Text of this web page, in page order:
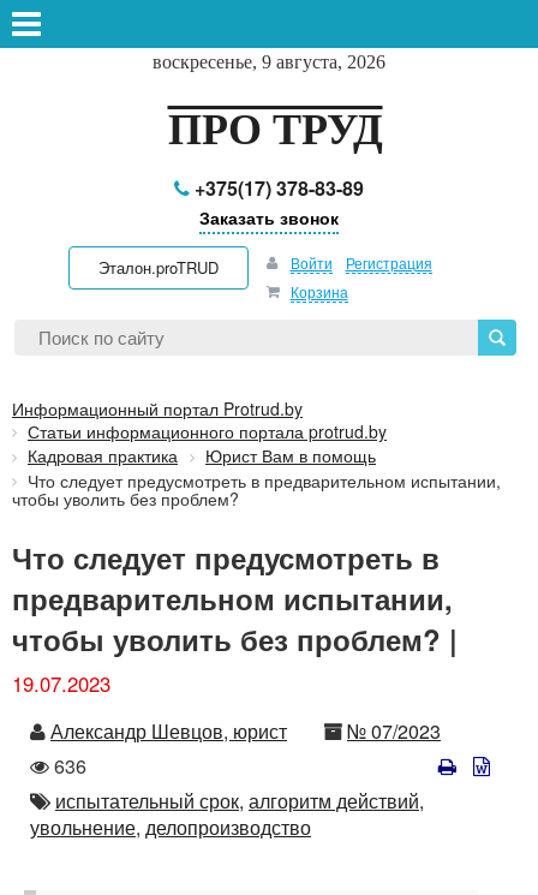
воскресенье, 9 августа, 2026
ПРО ТРУД
+375(17) 378-83-89
Заказать звонок
Эталон.proTRUD Войти
Регистрация
Корзина
Информационный портал Protrud.by
Статьи информационного портала protrud.by
Кадровая практика
Юрист Вам в помощь
Что следует предусмотреть в предварительном испытании,
чтобы уволить без проблем?
Что следует предусмотреть в
предварительном испытании,
чтобы уволить без проблем? |
19.07.2023
Автор
Александр Шевцов, юрист Номер
№ 07/2023
Количество
просмотров
636
Автор
испытательный срок, алгоритм действий,
увольнение, делопроизводство